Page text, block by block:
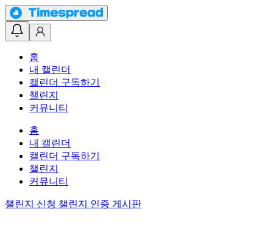
홈
내 캘린더
캘린더 구독하기
챌린지
커뮤니티
홈
내 캘린더
캘린더 구독하기
챌린지
커뮤니티
챌린지 신청 챌린지 인증 게시판